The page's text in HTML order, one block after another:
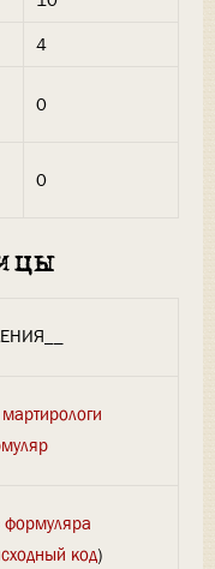
4
0
0
формуляра
код)